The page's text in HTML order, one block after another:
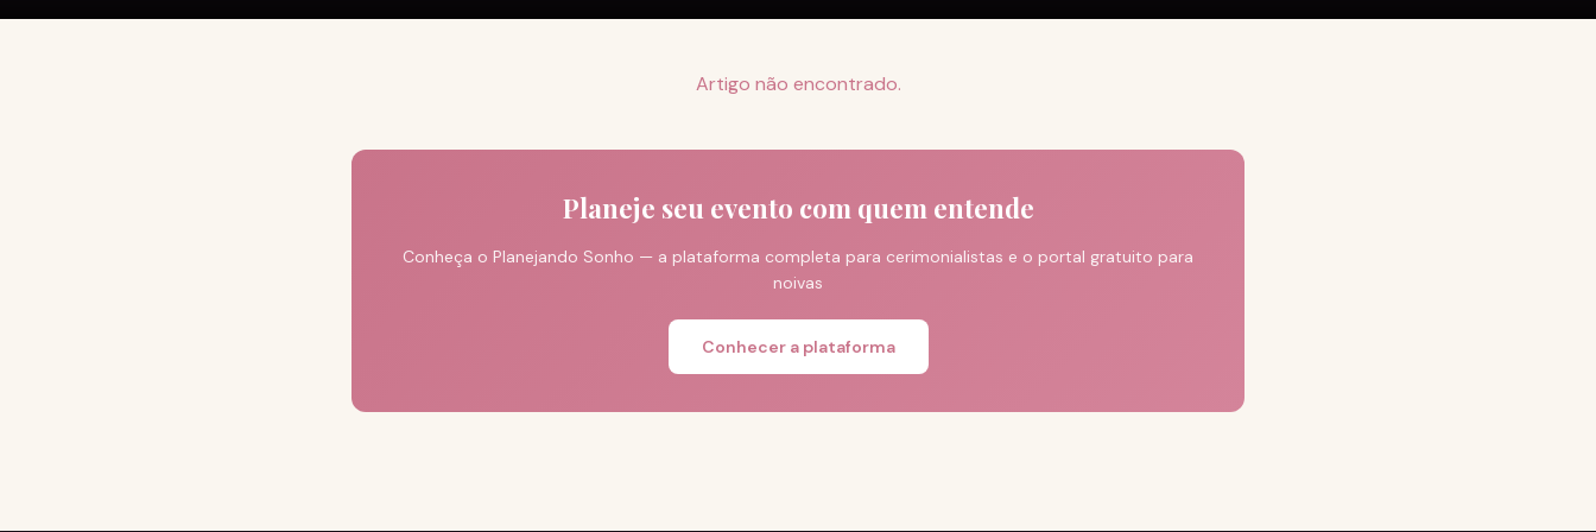
Artigo não encontrado.
Planeje seu evento com quem entende
Conheça o Planejando Sonho — a plataforma completa para cerimonialistas e o portal gratuito para
noivas
Conhecer a plataforma